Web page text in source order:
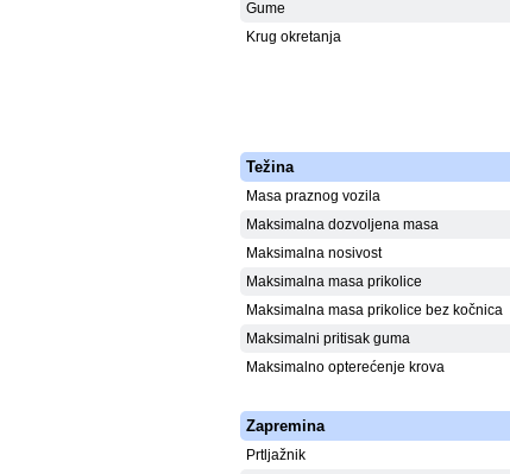
Gume
Krug okretanja
Težina
Masa praznog vozila
Maksimalna dozvoljena masa
Maksimalna nosivost
Maksimalna masa prikolice
Maksimalna masa prikolice bez kočnica
Maksimalni pritisak guma
Maksimalno opterećenje krova
Zapremina
Prtljažnik